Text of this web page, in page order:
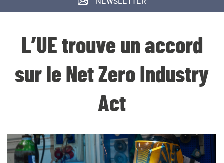
L’UE trouve un accord
sur le Net Zero Industry
Act